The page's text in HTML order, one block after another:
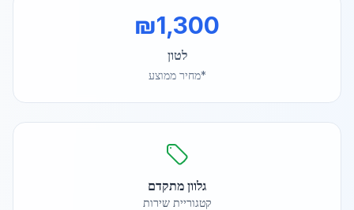
₪1,300
לטון
*מחיר ממוצע
גלוון מתקדם
קטגוריית שירות